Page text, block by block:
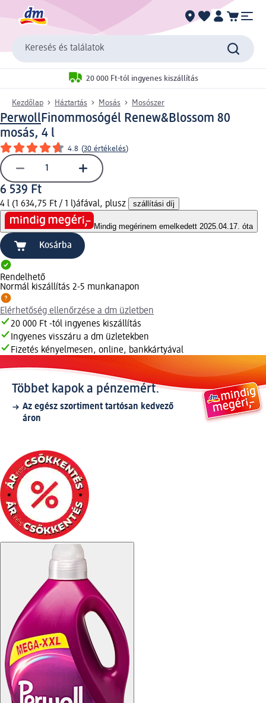
Keresés és találatok
20 000 Ft-tól ingyenes kiszállítás
Kezdőlap Háztartás Mosás Mosószer
PerwollFinommosógél Renew&Blossom 80
mosás, 4 l
4.8 (30 értékelés)
6 539 Ft
4 l (1 634,75 Ft / 1 l)áfával, plusz szállítási díj
Mindig megérinem emelkedett 2025.04.17. óta
Kosárba
Rendelhető
Normál kiszállítás 2-5 munkanapon
Elérhetőség ellenőrzése a dm üzletben
20 000 Ft -tól ingyenes kiszállítás
Ingyenes visszáru a dm üzletekben
Fizetés kényelmesen, online, bankkártyával
Többet kapok a pénzemért.
Az egész szortiment tartósan kedvező
áron